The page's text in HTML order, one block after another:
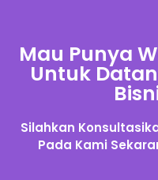
Mau Punya
Untuk
Silahkan
Pada Kami